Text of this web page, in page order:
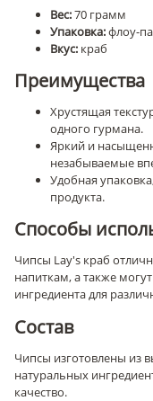
Вес:70 грамм
Упаковка:флоу-
Вкус: краб
Преимущества
Хрустящая
одного гурмана.
Яркий и
незабываемые
Удобная
продукта.
Способы
Чипсы Lay's краб
напиткам, а также
ингредиента для
Состав
Чипсы изготовлены из
натуральных
качество.